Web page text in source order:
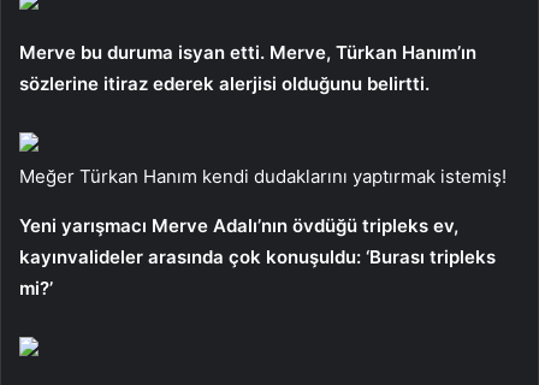
Merve bu duruma isyan etti. Merve, Türkan Hanım’ın
sözlerine itiraz ederek alerjisi olduğunu belirtti.
Meğer Türkan Hanım kendi dudaklarını yaptırmak istemiş!
Yeni yarışmacı Merve Adalı’nın övdüğü tripleks ev,
kayınvalideler arasında çok konuşuldu: ‘Burası tripleks
mi?’